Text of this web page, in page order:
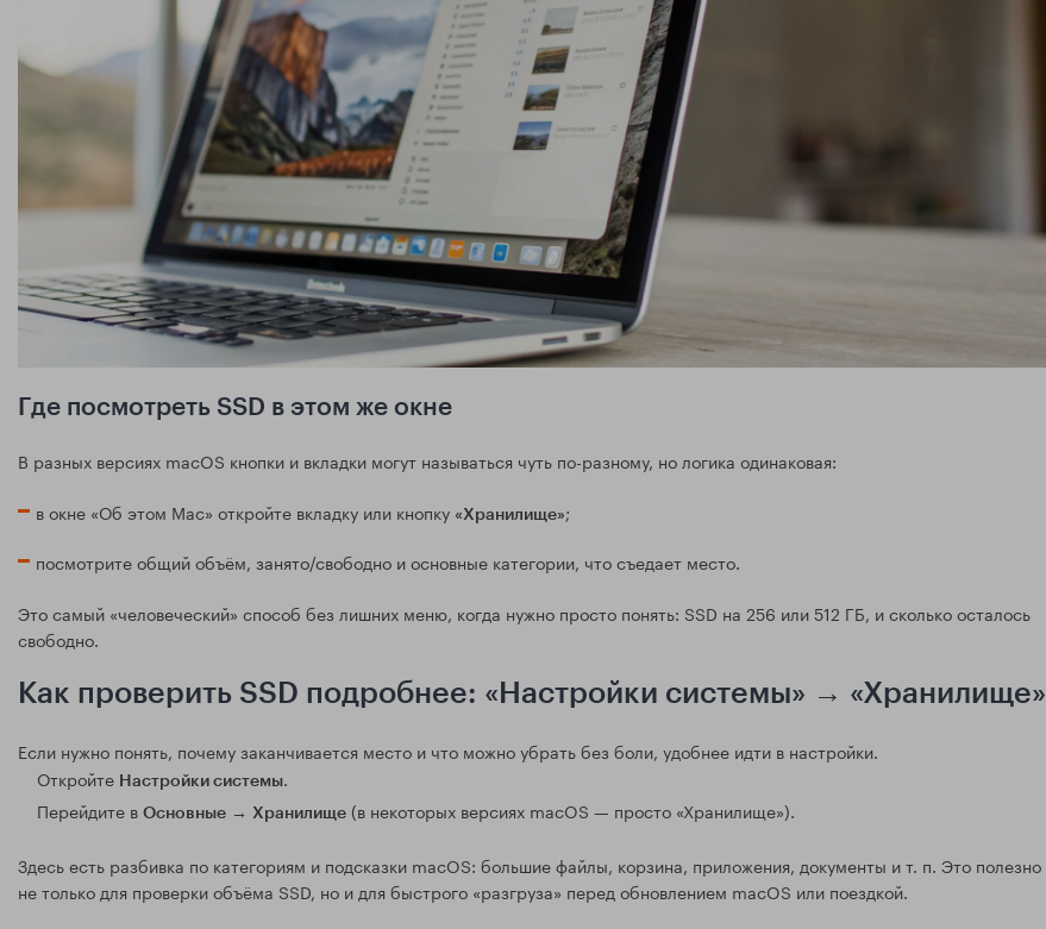
Где посмотреть SSD в этом же окне
В разных версиях macOS кнопки и вкладки могут называться чуть по-разному, но логика одинаковая:
в окне «Об этом Mac» откройте вкладку или кнопку «Хранилище»;
посмотрите общий объём, занято/свободно и основные категории, что съедает место.
Это самый «человеческий» способ без лишних меню, когда нужно просто понять: SSD на 256 или 512 ГБ, и сколько осталось
свободно.
Как проверить SSD подробнее: «Настройки системы» → «Хранилище»
Если нужно понять, почему заканчивается место и что можно убрать без боли, удобнее идти в настройки.
Откройте Настройки системы.
Перейдите в Основные → Хранилище (в некоторых версиях macOS — просто «Хранилище»).
Здесь есть разбивка по категориям и подсказки macOS: большие файлы, корзина, приложения, документы и т. п. Это полезно
не только для проверки объёма SSD, но и для быстрого «разгруза» перед обновлением macOS или поездкой.